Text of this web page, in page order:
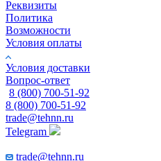
Реквизиты
Политика
Возможности
Условия оплаты
Условия доставки
Вопрос-ответ
8 (800) 700-51-92
8 (800) 700-51-92
trade@tehnn.ru
Telegram
trade@tehnn.ru